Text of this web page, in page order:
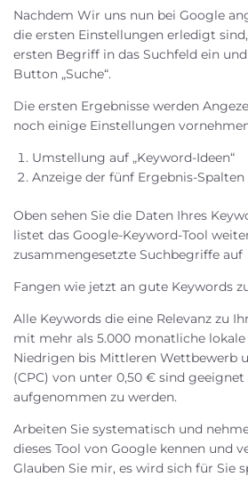
Nachdem Wir uns nun bei Google
die ersten Einstellungen erledigt
ersten Begriff in das Suchfeld ein
Button „Suche“.
Die ersten Ergebnisse werden
noch einige Einstellungen
Umstellung auf „Keyword-Ideen“
Anzeige der fünf Ergebnis-Spalten
Oben sehen Sie die Daten Ihres
listet das Google-Keyword-Tool
zusammengesetzte Suchbegriffe auf
Fangen wie jetzt an gute Keywords
Alle Keywords die eine Relevanz zu
mit mehr als 5.000 monatliche lokale
Niedrigen bis Mittleren Wettbewerb
(CPC) von unter 0,50 € sind
aufgenommen zu werden.
Arbeiten Sie systematisch und
dieses Tool von Google kennen und
Glauben Sie mir, es wird sich für Sie